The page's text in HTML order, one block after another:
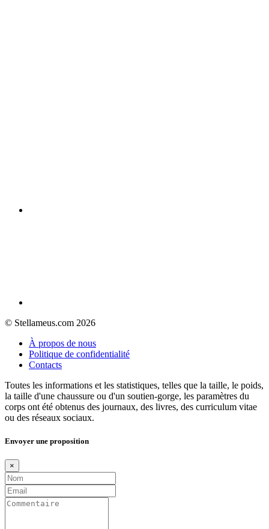
© Stellameus.com 2026
À propos de nous
Politique de confidentialité
Contacts
Toutes les informations et les statistiques, telles que la taille, le poids,
la taille d'une chaussure ou d'un soutien-gorge, les paramètres du
corps ont été obtenus des journaux, des livres, des curriculum vitae
ou des réseaux sociaux.
Envoyer une proposition
×